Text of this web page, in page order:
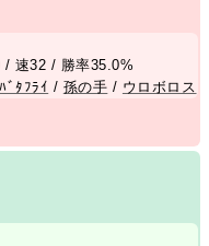
速32 / 勝率35.0%
ﾞﾀﾌﾗｲ / 孫の手 / ウロボロス